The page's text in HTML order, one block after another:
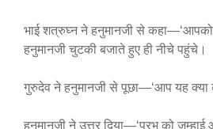
भाई शत्रुघ्न ने हनुमानजी से
हनुमानजी चुटकी बजाते हुए ही नीचे पहुंचे।
गुरुदेव ने हनुमानजी से पूछा—‘आप यह क्या
हनुमानजी ने उत्तर दिया—‘प्रभु को